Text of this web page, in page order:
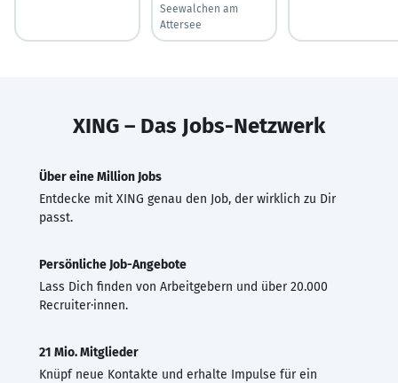
Seewalchen am
Attersee
XING – Das Jobs-Netzwerk
Über eine Million Jobs
Entdecke mit XING genau den Job, der wirklich zu Dir
passt.
Persönliche Job-Angebote
Lass Dich finden von Arbeitgebern und über 20.000
Recruiter·innen.
21 Mio. Mitglieder
Knüpf neue Kontakte und erhalte Impulse für ein